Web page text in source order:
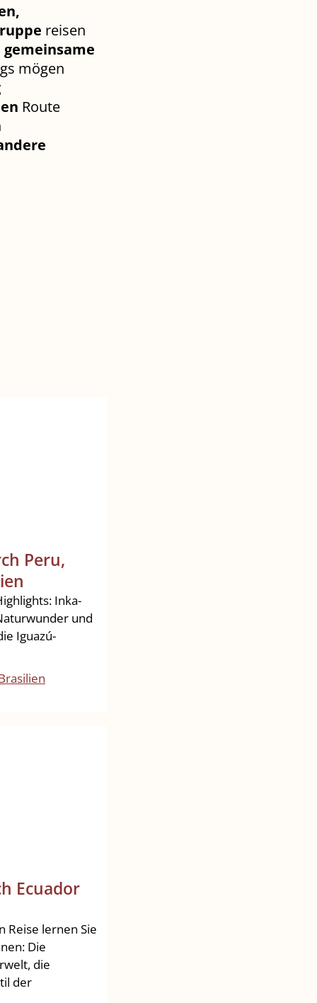
reisen
gemeinsame
mögen
Route
Peru,
Inka-
und
Iguazú-
Ecuador
Reise lernen Sie
Die
die
der